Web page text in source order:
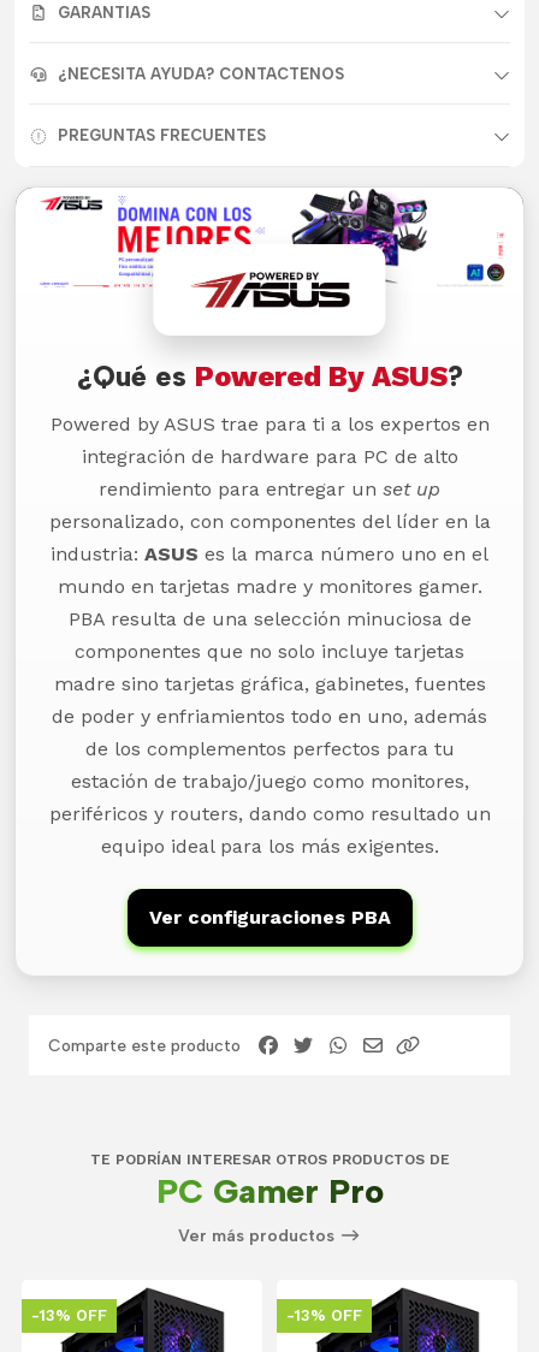
GARANTIAS
¿NECESITA AYUDA? CONTACTENOS
PREGUNTAS FRECUENTES
¿Qué es Powered By ASUS?
Powered by ASUS trae para ti a los expertos en
integración de hardware para PC de alto
rendimiento para entregar un set up
personalizado, con componentes del líder en la
industria: ASUS es la marca número uno en el
mundo en tarjetas madre y monitores gamer.
PBA resulta de una selección minuciosa de
componentes que no solo incluye tarjetas
madre sino tarjetas gráfica, gabinetes, fuentes
de poder y enfriamientos todo en uno, además
de los complementos perfectos para tu
estación de trabajo/juego como monitores,
periféricos y routers, dando como resultado un
equipo ideal para los más exigentes.
Ver configuraciones PBA
Comparte este producto
TE PODRÍAN INTERESAR OTROS PRODUCTOS DE
PC Gamer Pro
Ver más productos
-13% OFF -13% OFF